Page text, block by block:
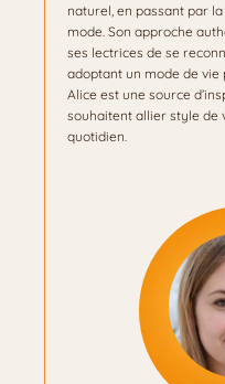
naturel, en passant par
mode. Son approche
ses lectrices de se
adoptant un mode de
Alice est une source
souhaitent allier style de
quotidien.